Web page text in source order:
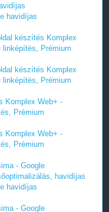
havidíjas
készítés Komplex
linképítés, Prémium
készítés Komplex
linképítés, Prémium
Komplex Web+ -
Prémium
Komplex Web+ -
Prémium
- Google
havidíjas
havidíjas
- Google